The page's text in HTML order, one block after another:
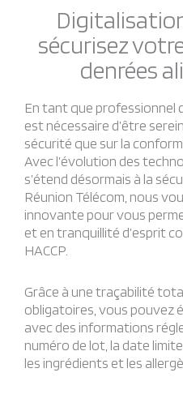
Digitalisation
sécurisez
denrées
En tant que professionnel
est nécessaire d’être
sécurité que sur la
Avec l’évolution des
s’étend désormais à la
Réunion Télécom, nous
innovante pour vous
et en tranquillité d’esprit
HACCP.
Grâce à une traçabilité
obligatoires, vous pouvez
avec des informations
numéro de lot, la date
les ingrédients et les